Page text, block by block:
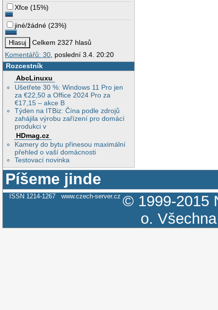
Xfce (15%)
jiné/žádné (23%)
Celkem 2327 hlasů
Komentářů: 30, poslední 3.4. 20:20
Rozcestník
AbcLinuxu
Ušetřete 30 %: Windows 11 Pro jen
za €22,50 a Office 2024 Pro za
€17,15 – akce B
Týden na ITBiz: Čína podle zdrojů
zahájila výrobu zařízení pro domácí
produkci v
HDmag.cz
Kamery do bytu přinesou maximální
přehled o vaší domácnosti
Testovací novinka
Píšeme jinde
ISSN 1214-1267 www.czech-server.cz © 1999-2015
o.